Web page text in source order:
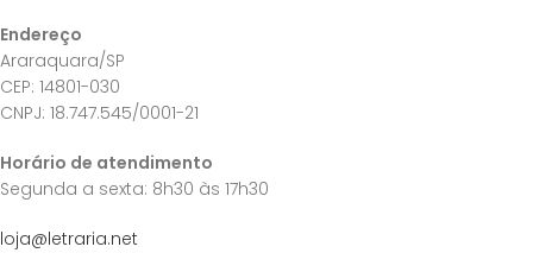
Endereço
Araraquara/SP
CEP: 14801-030
CNPJ: 18.747.545/0001-21
Horário de atendimento
Segunda a sexta: 8h30 às 17h30
loja@letraria.net